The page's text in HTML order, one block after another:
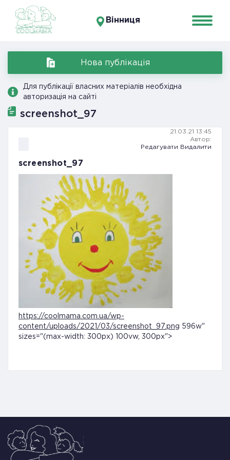
Вінниця
Нова публікація
Для публікації власних матеріалів необхідна
авторизація на сайті
screenshot_97
21.03.21 13:45
Автор:
Редагувати
Видалити
screenshot_97
https://coolmama.com.ua/wp-
content/uploads/2021/03/screenshot_97.png 596w"
sizes="(max-width: 300px) 100vw, 300px">